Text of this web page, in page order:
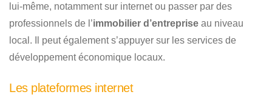
lui-même, notamment sur internet ou passer par des
professionnels de l’immobilier d’entreprise au niveau
local. Il peut également s’appuyer sur les services de
développement économique locaux.
Les plateformes internet